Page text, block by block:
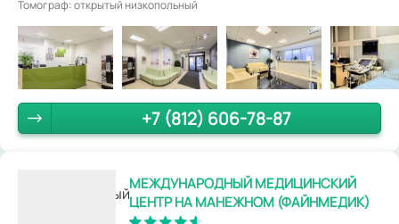
Томограф: открытый низкопольный
+7 (812) 606-78-87
МЕЖДУНАРОДНЫЙ МЕДИЦИНСКИЙ
ЦЕНТР НА МАНЕЖНОМ (ФАЙНМЕДИК)